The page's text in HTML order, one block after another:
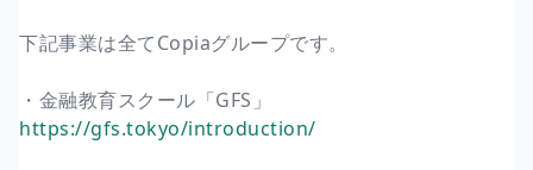
下記事業は全てCopiaグループです。
・金融教育スクール「GFS」
https://gfs.tokyo/introduction/